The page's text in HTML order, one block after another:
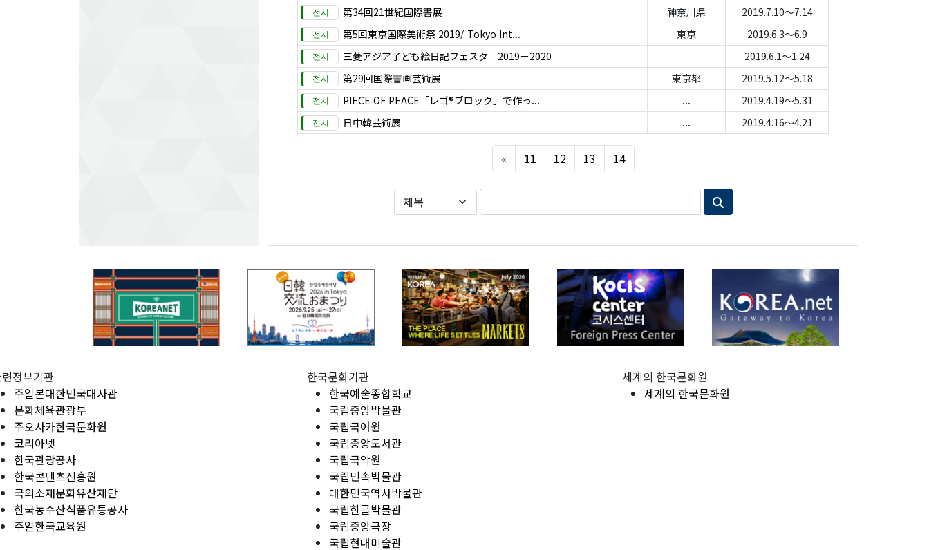
第34回21世紀国際書展
神奈川県
2019.7.10～7.14
第5回東京国際美術祭 2019/ Tokyo Int...
東京
2019.6.3～6.9
三菱アジア子ども絵日記フェスタ 2019－2020
2019.6.1～1.24
第29回国際書画芸術展
東京都
2019.5.12～5.18
PIECE OF PEACE「レゴ®ブロック」で作っ...
...
2019.4.19～5.31
日中韓芸術展
... 2019.4.16～4.21
«Previous
11 12 13 14
정부기관
주일본대한민국대사관
문화체육관광부
주오사카한국문화원
코리아넷
한국관광공사
한국콘텐츠진흥원
국외소재문화유산재단
한국농수산식품유통공사
주일한국교육원
한국문화기관
한국예술종합학교
국립중앙박물관
국립국어원
국립중앙도서관
국립국악원
국립민속박물관
대한민국역사박물관
국립한글박물관
국립중앙극장
국립현대미술관
세계의 한국문화원
세계의 한국문화원